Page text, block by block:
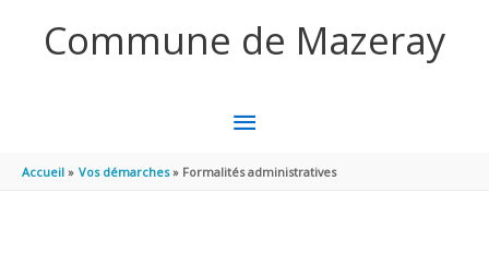
Commune de Mazeray
MENU
PRINCIPAL
Accueil Vos démarches Formalités administratives